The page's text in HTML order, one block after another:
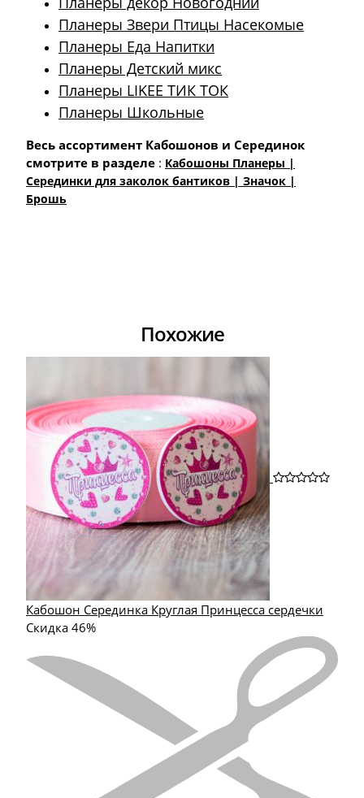
Планеры Звери Птицы Насекомые
Планеры Еда Напитки
Планеры Детский микс
Планеры LIKEE ТИК ТОК
Планеры Школьные
Весь ассортимент Кабошонов и Серединок
смотрите в разделе : Кабошоны Планеры |
Cерединки для заколок бантиков | Значок |
Брошь
Похожие
Кабошон Серединка Круглая Принцесса сердечки
Скидка 46%